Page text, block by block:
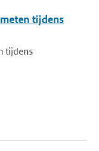
tijdens
tijdens